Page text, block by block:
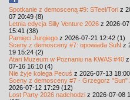
Spotkanie z demosceną #9: STeel/Tori z
07 20:49 (8)
Letnia edycja Silly Venture 2026 z 2026-
15:41 (38)
Pamięci Jurgiego z 2026-07-21 12:42 (1)
Sceny z demosceny #7: opowiada SuN z
19 15:24 (2)
Atari Muzeum w Poznaniu na KWAS #40
07-16 16:10 (4)
Nie żyje kolega Pecuś z 2026-07-13
Sceny z demosceny #7 - Grzegorz "Sun"
2026-07-12 17:29 (12)
Lost Party 2026 nadchodzi z 2026-07-08